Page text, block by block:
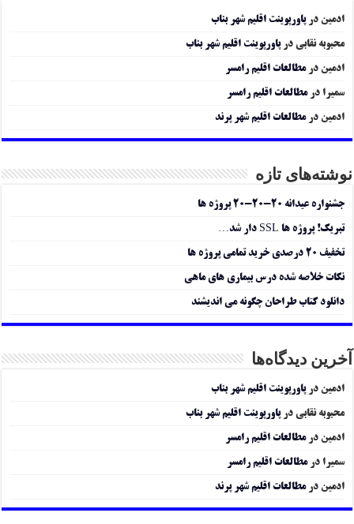
ادمین درپاورپوینت اقلیم شهر بناب
محبوبه نقابی درپاورپوینت اقلیم شهر بناب
ادمین درمطالعات اقلیم رامسر
سمیرا درمطالعات اقلیم رامسر
ادمین درمطالعات اقلیم شهر پرند
نوشته‌های تازه
جشنواره عیدانه ۲۰-۲۰-۲۰ پروژه ها
تبریک! پروژه ها SSL دار شد…
تخفیف ۲۰ درصدی خرید تمامی پروژه ها
نکات خلاصه شده درس بیماری های ماهی
دانلود کتاب طراحان چگونه می اندیشند
آخرین دیدگاه‌ها
ادمین درپاورپوینت اقلیم شهر بناب
محبوبه نقابی درپاورپوینت اقلیم شهر بناب
ادمین درمطالعات اقلیم رامسر
سمیرا درمطالعات اقلیم رامسر
ادمین درمطالعات اقلیم شهر پرند